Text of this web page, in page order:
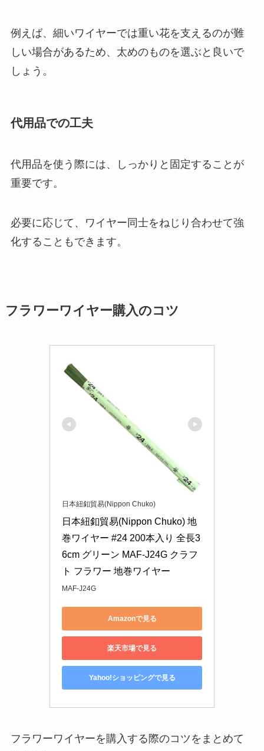
例えば、細いワイヤーでは重い花を支えるのが難
しい場合があるため、太めのものを選ぶと良いで
しょう。
代用品での工夫
代用品を使う際には、しっかりと固定することが
重要です。
必要に応じて、ワイヤー同士をねじり合わせて強
化することもできます。
フラワーワイヤー購入のコツ
日本紐釦貿易(Nippon Chuko)
日本紐釦貿易(Nippon Chuko) 地
巻ワイヤー #24 200本入り 全長3
6cm グリーン MAF-J24G クラフ
ト フラワー 地巻ワイヤー
MAF-J24G
Amazonで見る
楽天市場で見る
Yahoo!ショッピングで見る
フラワーワイヤーを購入する際のコツをまとめて